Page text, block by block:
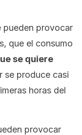
pueden provocar
que el consumo
se quiere
se produce casi
horas del
provocar